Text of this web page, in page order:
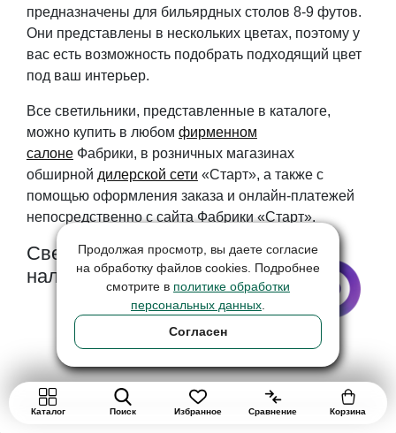
предназначены для бильярдных столов 8-9 футов.
Они представлены в нескольких цветах, поэтому у
вас есть возможность подобрать подходящий цвет
под ваш интерьер.
Все светильники, представленные в каталоге,
можно купить в любом фирменном
салонеФабрики, в розничных магазинах
обширной дилерской сети «Старт», а также с
помощью оформления заказа и онлайн-платежей
непосредственно с сайта Фабрики «Старт».
Светильники для бильярда в
наличии!
Каталог Поиск Избранное Сравнение Корзина
Продолжая просмотр, вы даете согласие
на обработку файлов cookies. Подробнее
смотрите в политике обработки
персональных данных
Согласен